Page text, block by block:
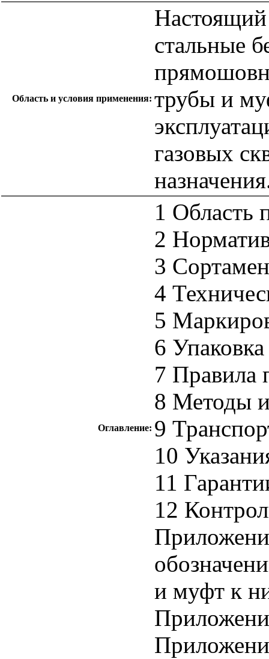
Область и условия применения:
Настоящий
стальные
трубы и
газовых
Оглавление:
1 Область
2
3
4
5
6 Упаковка
7 Правила
8 Методы
9
10
11
12
и муфт к